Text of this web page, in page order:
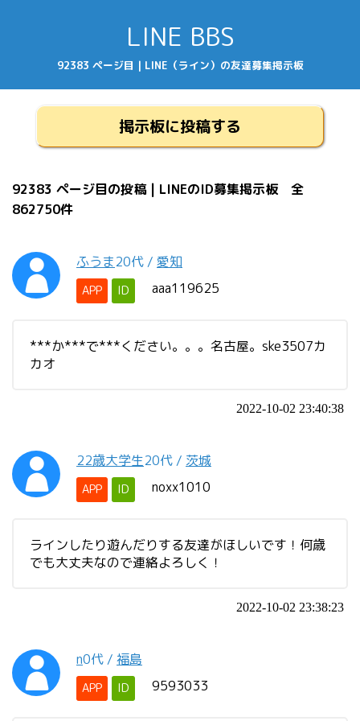
LINE BBS
92383 ページ目 | LINE（ライン）の友達募集掲示板
掲示板に投稿する
92383 ページ目の投稿 | LINEのID募集掲示板 全
862750件
ふうま20代 / 愛知
APP ID aaa119625
***か***で***ください。。。名古屋。ske3507カ
カオ
2022-10-02 23:40:38
22歳大学生20代 / 茨城
APP ID noxx1010
ラインしたり遊んだりする友達がほしいです！何歳
でも大丈夫なので連絡よろしく！
2022-10-02 23:38:23
n0代 / 福島
APP ID 9593033